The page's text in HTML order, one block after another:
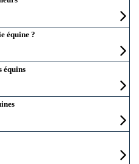
équine ?
équins